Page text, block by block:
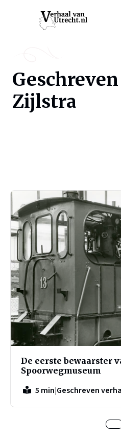
Zijlstra
De eerste bewaarster
Spoorwegmuseum
5 min|Geschreven